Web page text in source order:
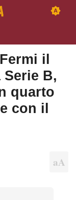
il
B,
quarto
con il